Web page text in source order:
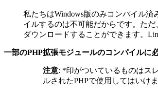
私たちはWindows版のみコンパイル
イルするのは不可能だからです。た
ダウンロードすることができます。
一部のPHP拡張モジュールのコンパイルに
注意: *印がついているものはス
ルされたPHPで使用してはいけ